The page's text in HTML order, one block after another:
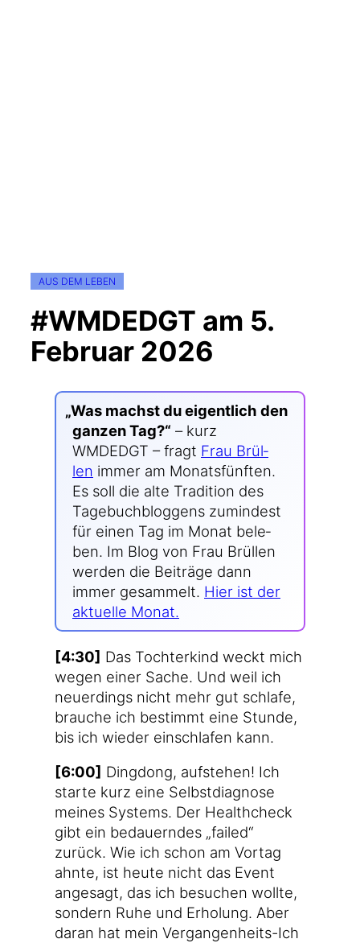
AUS DEM LEBEN
#WMDEDGT am 5.
Februar 2026
„Was machst du eigent­lich den
gan­zen Tag?“ – kurz
WMDEDGT – fragt Frau Brül­
len immer am Monats­fünf­ten.
Es soll die alte Tra­di­ti­on des
Tage­buch­blog­gens zumin­dest
für einen Tag im Monat bele­
ben. Im Blog von Frau Brül­len
wer­den die Bei­trä­ge dann
immer gesam­melt. Hier ist der
aktu­el­le Monat.
[4:30] Das Toch­ter­kind weckt mich
wegen einer Sache. Und weil ich
neu­er­dings nicht mehr gut schla­fe,
brau­che ich bestimmt eine Stun­de,
bis ich wie­der ein­schla­fen kann.
[6:00] Ding­dong, auf­ste­hen! Ich
star­te kurz eine Selbst­dia­gno­se
mei­nes Sys­tems. Der Health­check
gibt ein bedau­ern­des „fai­led“
zurück. Wie ich schon am Vor­tag
ahn­te, ist heu­te nicht das Event
ange­sagt, das ich besu­chen woll­te,
son­dern Ruhe und Erho­lung. Aber
dar­an hat mein Vergangenheits-Ich